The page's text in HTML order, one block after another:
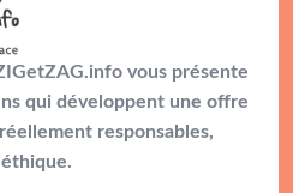
vous présente
qui développent une offre
responsables,